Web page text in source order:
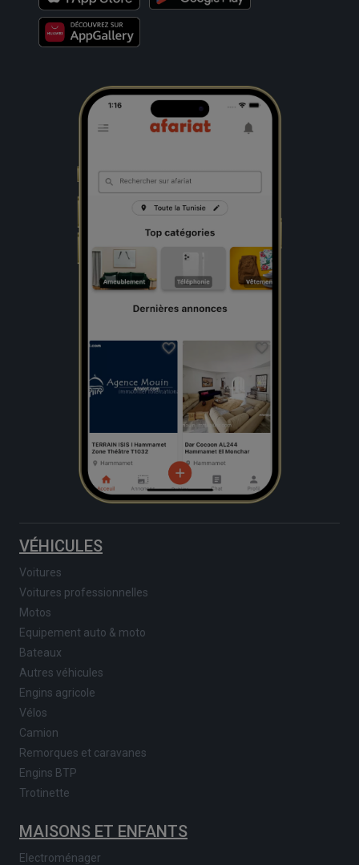
VÉHICULES
Voitures
Voitures professionnelles
Motos
Equipement auto & moto
Bateaux
Autres véhicules
Engins agricole
Vélos
Camion
Remorques et caravanes
Engins BTP
Trotinette
MAISONS ET ENFANTS
Electroménager